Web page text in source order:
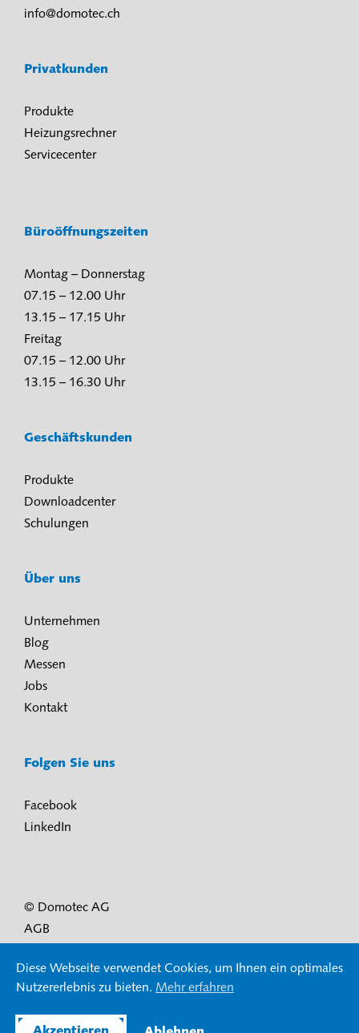
Diese Webseite verwendet Cookies, um Ihnen ein optimales
Nutzererlebnis zu bieten. Mehr erfahren
info@domotec.ch
Privatkunden
Produkte
Heizungsrechner
Servicecenter
Büroöffnungszeiten
Montag – Donnerstag
07.15 – 12.00 Uhr
13.15 – 17.15 Uhr
Freitag
07.15 – 12.00 Uhr
13.15 – 16.30 Uhr
Geschäftskunden
Produkte
Downloadcenter
Schulungen
Über uns
Unternehmen
Blog
Messen
Jobs
Kontakt
Folgen Sie uns
Facebook
LinkedIn
© Domotec AG
AGB
Impressum